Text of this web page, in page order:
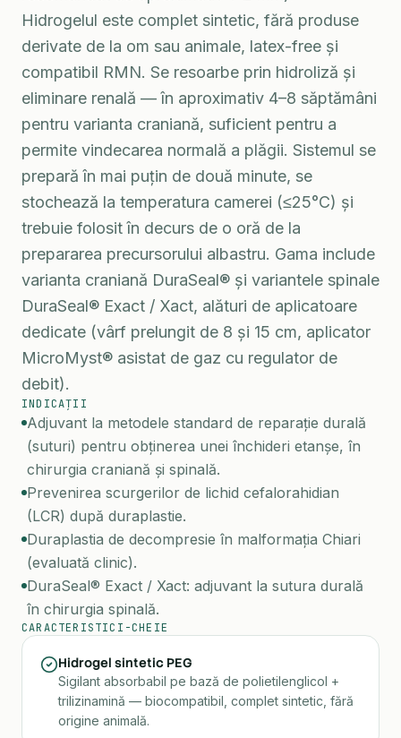
Hidrogelul este complet sintetic, fără produse
derivate de la om sau animale, latex-free și
compatibil RMN. Se resoarbe prin hidroliză și
eliminare renală — în aproximativ 4–8 săptămâni
pentru varianta craniană, suficient pentru a
permite vindecarea normală a plăgii. Sistemul se
prepară în mai puțin de două minute, se
stochează la temperatura camerei (≤25°C) și
trebuie folosit în decurs de o oră de la
prepararea precursorului albastru. Gama include
varianta craniană DuraSeal® și variantele spinale
DuraSeal® Exact / Xact, alături de aplicatoare
dedicate (vârf prelungit de 8 și 15 cm, aplicator
MicroMyst® asistat de gaz cu regulator de
debit).
INDICAȚII
Adjuvant la metodele standard de reparație durală
(suturi) pentru obținerea unei închideri etanșe, în
chirurgia craniană și spinală.
Prevenirea scurgerilor de lichid cefalorahidian
(LCR) după duraplastie.
Duraplastia de decompresie în malformația Chiari
(evaluată clinic).
DuraSeal® Exact / Xact: adjuvant la sutura durală
în chirurgia spinală.
CARACTERISTICI-CHEIE
Hidrogel sintetic PEG
Sigilant absorbabil pe bază de polietilenglicol +
trilizinamină — biocompatibil, complet sintetic, fără
origine animală.